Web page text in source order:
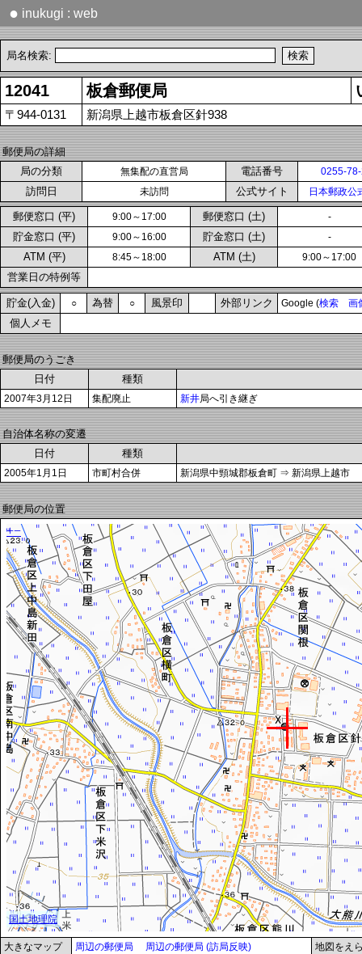
● inukugi : web
局名検索:
12041 板倉郵便局
〒944-0131 新潟県上越市板倉区針938
郵便局の詳細
局の分類
無集配の直営局 電話番号 0255-
訪問日 未訪問 公式サイト 日本郵政公
郵便窓口 (平) 9:00～17:00 郵便窓口 (土) -
貯金窓口 (平) 9:00～16:00 貯金窓口 (土) -
ATM (平) 8:45～18:00 ATM (土) 9:00～17:00
営業日の特例等
貯金(入金) ○ 為替 ○ 風景印 外部リンク Google (検索 画
個人メモ
郵便局のうごき
日付
種類
2007年3月12日 集配廃止 新井局へ引き継ぎ
自治体名称の変遷
日付
種類
2005年1月1日 市町村合併 新潟県中頸城郡板倉町 ⇒ 新潟県上越市
郵便局の位置
大きなマップ 周辺の郵便局 周辺の郵便局 (訪局反映) 地図をえ